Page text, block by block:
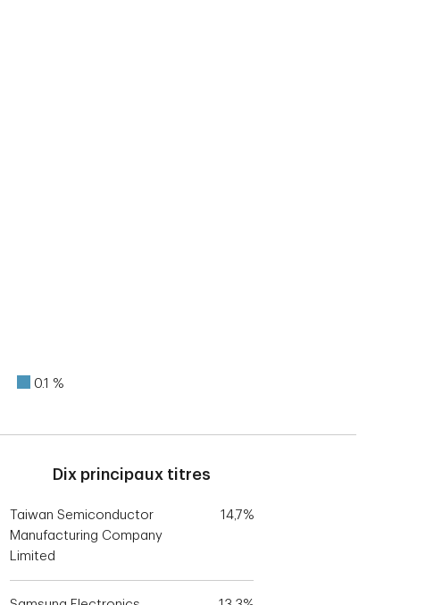
0.1 %
Dix principaux titres
Taiwan Semiconductor
Manufacturing Company
Limited
14,7%